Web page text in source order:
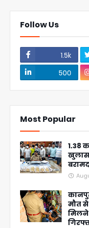
Follow Us
1.5k
500
Most Popular
1.38
बरामद
मौत
मिलने